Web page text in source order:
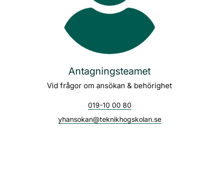
Antagningsteamet
Vid frågor om ansökan & behörighet
019-10 00 80
yhansokan@teknikhogskolan.se